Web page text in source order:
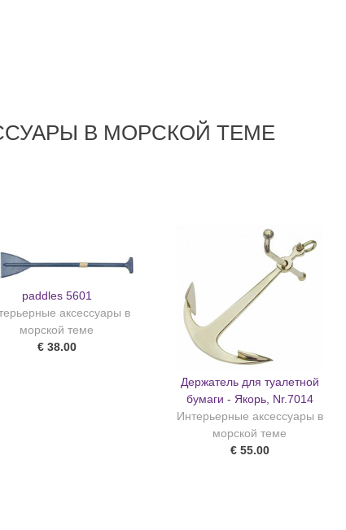
В МОРСКОЙ ТЕМЕ
paddles 5601
аксессуары в
морской теме
€ 38.00
Держатель для туалетной
бумаги - Якорь, Nr.7014
Интерьерные аксессуары в
морской теме
€ 55.00